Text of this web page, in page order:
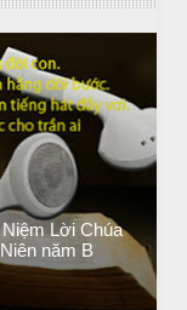
NIỆM MỖI NGÀY
Lời Chúa
năm B